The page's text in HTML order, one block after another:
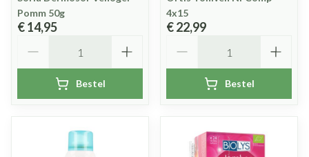
Pomm 50g
€ 14,95
Bestel
4x15
€ 22,99
Bestel